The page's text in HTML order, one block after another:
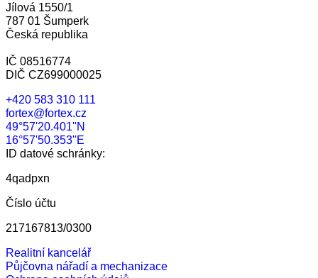
Jílová 1550/1
787 01 Šumperk
Česká republika
IČ 08516774
DIČ CZ699000025
+420 583 310 111
fortex@fortex.cz
49°57'20.401''N
16°57'50.353''E
ID datové schránky:
4qadpxn
Číslo účtu
217167813/0300
Realitní kancelář
Půjčovna nářadí a mechanizace